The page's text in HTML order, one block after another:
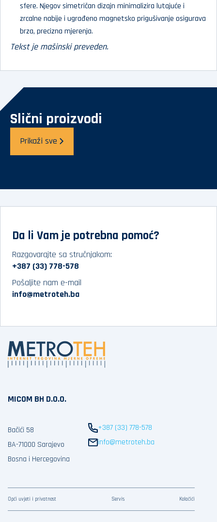
sfere. Njegov simetričan dizajn minimalizira lutajuće i
zrcalne nabije i ugrađeno magnetsko prigušivanje osigurava
brza, precizna mjerenja.
Tekst je mašinski preveden.
Slični proizvodi
Prikaži sve
Da li Vam je potrebna pomoć?
Razgovarajte sa stručnjakom:
+387 (33) 778-578
Pošaljite nam e-mail
info@metroteh.ba
MICOM BH D.O.O.
Bačići 58
BA-71000 Sarajevo
Bosna i Hercegovina
+387 (33) 778-578
info@metroteh.ba
Opći uvjeti i privatnost Servis Kolačići